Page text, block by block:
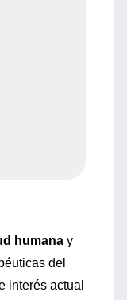
humana y
del
interés actual